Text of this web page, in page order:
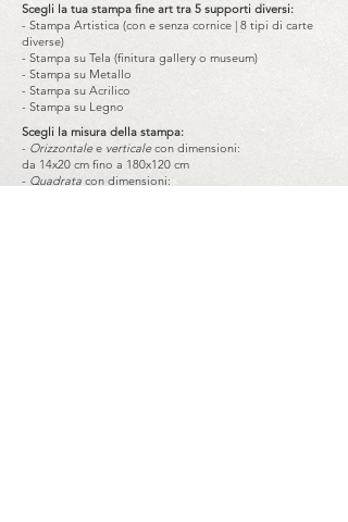
Scegli la tua stampa fine art tra 5 supporti diversi:
- Stampa Artistica (con e senza cornice | 8 tipi di carte
diverse)
- Stampa su Tela (finitura gallery o museum)
- Stampa su Metallo
- Stampa su Acrilico
- Stampa su Legno
Scegli la misura della stampa:
- Orizzontalee verticalecon dimensioni:
da 14x20 cm fino a 180x120 cm
- Quadrata con dimensioni: